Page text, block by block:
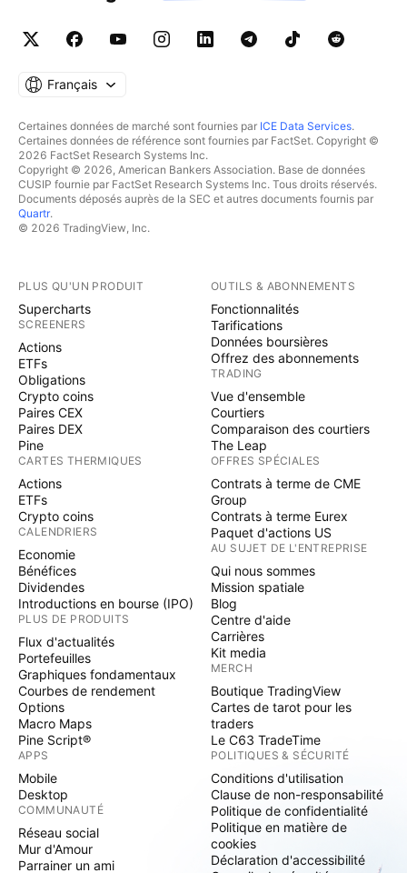
Français
Certaines données de marché sont fournies par ICE Data Services.
Certaines données de référence sont fournies par FactSet. Copyright ©
2026 FactSet Research Systems Inc.
Copyright © 2026, American Bankers Association. Base de données
CUSIP fournie par FactSet Research Systems Inc. Tous droits réservés.
Documents déposés auprès de la SEC et autres documents fournis par
Quartr.
© 2026 TradingView, Inc.
PLUS QU'UN PRODUIT
Supercharts
SCREENERS
Actions
ETFs
Obligations
Crypto coins
Paires CEX
Paires DEX
Pine
CARTES THERMIQUES
Actions
ETFs
Crypto coins
CALENDRIERS
Economie
Bénéfices
Dividendes
Introductions en bourse (IPO)
PLUS DE PRODUITS
Flux d'actualités
Portefeuilles
Graphiques fondamentaux
Courbes de rendement
Options
Macro Maps
Pine Script®
APPS
Mobile
Desktop
COMMUNAUTÉ
Réseau social
Mur d'Amour
Parrainer un ami
OUTILS & ABONNEMENTS
Fonctionnalités
Tarifications
Données boursières
Offrez des abonnements
TRADING
Vue d'ensemble
Courtiers
Comparaison des courtiers
The Leap
OFFRES SPÉCIALES
Contrats à terme de CME
Group
Contrats à terme Eurex
Paquet d'actions US
AU SUJET DE L'ENTREPRISE
Qui nous sommes
Mission spatiale
Blog
Centre d'aide
Carrières
Kit media
MERCH
Boutique TradingView
Cartes de tarot pour les
traders
Le C63 TradeTime
POLITIQUES & SÉCURITÉ
Conditions d'utilisation
Clause de non-responsabilité
Politique de confidentialité
Politique en matière de
cookies
Déclaration d'accessibilité